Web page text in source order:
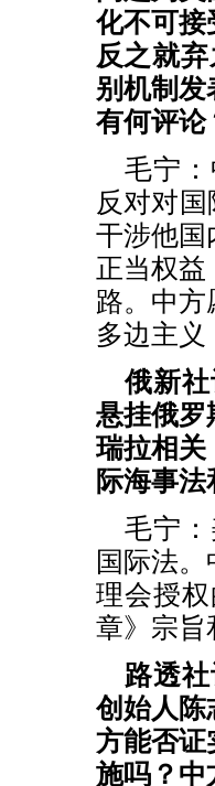
化不可接
反之就
别机制发
有何评论
毛宁
反对对
干涉他国
正当权益
路。中方
多边主
俄新
悬挂俄罗
瑞拉相关
际海事
毛宁
国际法
理会授
章》宗旨
路透
创始人陈
方能否证
施吗？中